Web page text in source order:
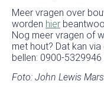
Meer vragen over
worden hier
Nog meer vragen of
met hout? Dat kan via
bellen: 0900-
Foto: John Lewis